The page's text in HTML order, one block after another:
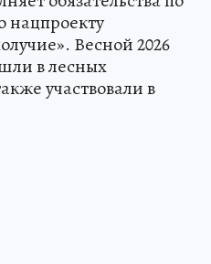
нацпроекту
Весной 2026
в лесных
участвовали в